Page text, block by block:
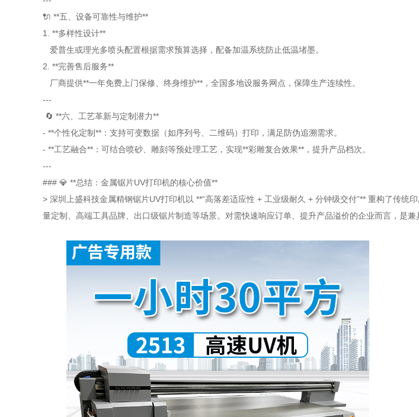
🔌 **五、设备可靠性与维护**
1. **多样性设计**
爱普生或理光多喷头配置根据需求预算选择，配备加温系统防止低温堵墨。
2. **完善售后服务**
厂商提供**一年免费上门保修、终身维护**，全国多地设服务网点，保障生产连续性。
---
🔄 **六、工艺革新与定制潜力**
- **个性化定制**：支持可变数据（如序列号、二维码）打印，满足防伪追溯需求。
- **工艺融合**：可结合喷砂、雕刻等预处理工艺，实现**彩雕复合效果**，提升产品档次。
---
### 💎 **总结：金属锯片UV打印机的核心价值**
> 深圳上盛科技金属精钢锯片UV打印机以 **“高落差适应性 + 工业级耐久 + 分钟级交付”** 重构了传
量定制、高端工具品牌、出口级锯片制造等场景。对需快速响应订单、提升产品溢价的企业而言，是兼